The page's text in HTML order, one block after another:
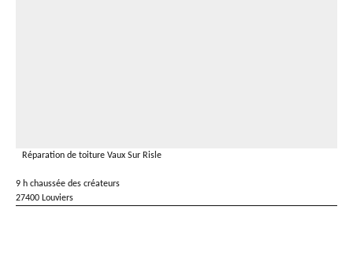
Réparation de toiture Vaux Sur Risle
9 h chaussée des créateurs
27400 Louviers